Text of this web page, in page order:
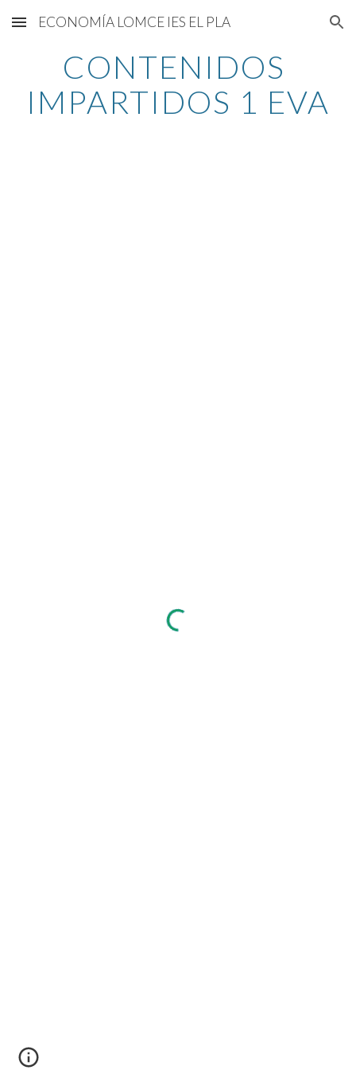
Skip to main content Skip to navigation
ECONOMÍA LOMCE IES EL PLA
CONTENIDOS
IMPARTIDOS 1 EVA